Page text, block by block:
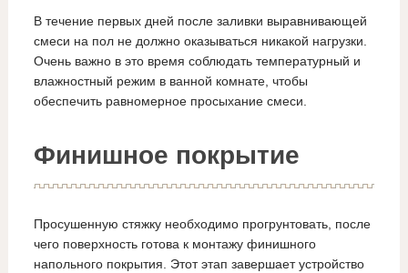
В течение первых дней после заливки выравнивающей
смеси на пол не должно оказываться никакой нагрузки.
Очень важно в это время соблюдать температурный и
влажностный режим в ванной комнате, чтобы
обеспечить равномерное просыхание смеси.
Финишное покрытие
Просушенную стяжку необходимо прогрунтовать, после
чего поверхность готова к монтажу финишного
напольного покрытия. Этот этап завершает устройство